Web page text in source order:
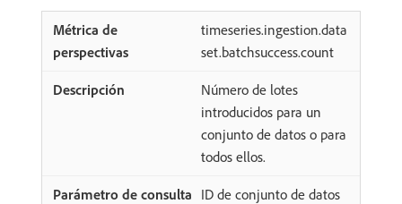
timeseries.ingestion.data
set.batchsuccess.count
Número de lotes
introducidos para un
conjunto de datos o para
todos ellos.
ID de conjunto de datos